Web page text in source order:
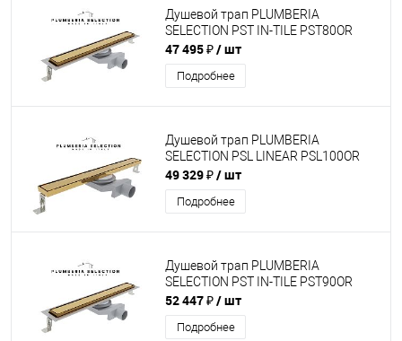
Душевой трап PLUMBERIA
SELECTION PST IN-TILE PST80OR
47 495 ₽/ шт
Подробнее
Душевой трап PLUMBERIA
SELECTION PSL LINEAR PSL100OR
49 329 ₽/ шт
Подробнее
Душевой трап PLUMBERIA
SELECTION PST IN-TILE PST90OR
52 447 ₽/ шт
Подробнее